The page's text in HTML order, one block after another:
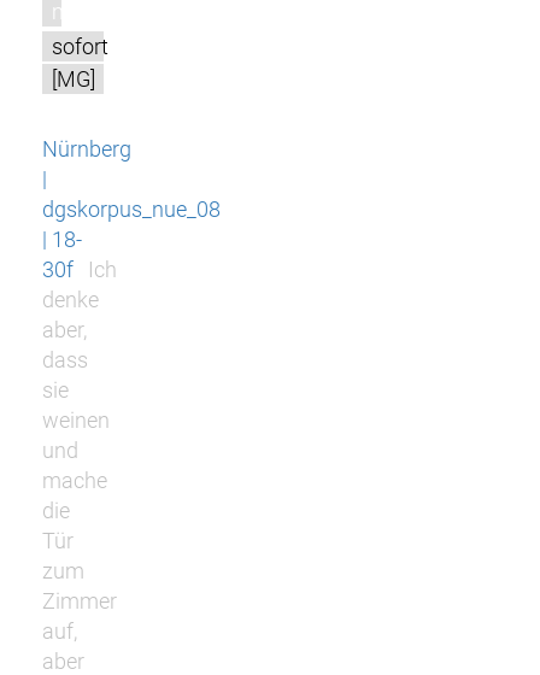
m
sofort
[MG]
Nürnberg
|
dgskorpus_nue_08
| 18-
30f
Ich
denke
aber,
dass
sie
weinen
und
mache
die
Tür
zum
Zimmer
auf,
aber